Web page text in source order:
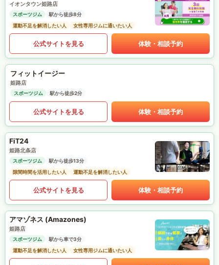
イオンタウン姫路店
スポーツジム
駅から徒歩8分
運動不足を解消したい人
女性専用ジムに通いたい人
公式サイトを見る 体験・相談予約
フィットイージー
姫路店
スポーツジム 駅から徒歩2分
公式サイトを見る 体験・相談予約
FiT24
姫路北条店
スポーツジム
駅から徒歩13分
隙間時間を活用したい人
運動不足を解消したい人
公式サイトを見る 体験・相談予約
アマゾネス (Amazones)
姫路店
スポーツジム
駅から車で3分
運動不足を解消したい人
女性専用ジムに通いたい人